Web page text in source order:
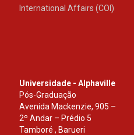
International Affairs (COI)
Universidade - Alphaville
Pós-Graduação
Avenida Mackenzie, 905 –
2º Andar – Prédio 5
Tamboré , Barueri